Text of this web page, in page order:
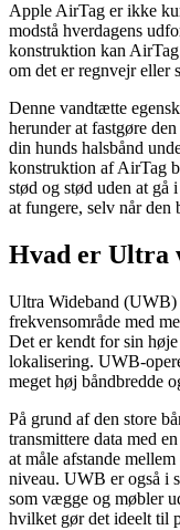
Apple AirTag er ikke
modstå hverdagens
konstruktion kan
om det er regnvejr eller
Denne vandtætte
herunder at fastgøre
din hunds halsbånd
konstruktion af AirTag
stød og stød uden at gå
at fungere, selv når den
Hvad er Ultra
Ultra Wideband (UWB)
frekvensområde med
Det er kendt for sin
lokalisering. UWB-
meget høj båndbredde
På grund af den store
transmittere data med
at måle afstande
niveau. UWB er også i
som vægge og møbler
hvilket gør det ideelt til